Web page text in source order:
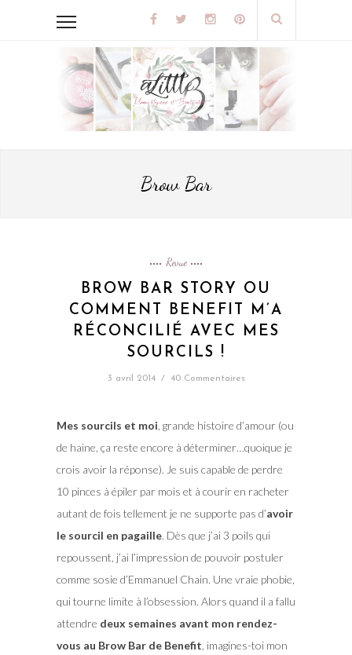
Brow Bar
Revue
BROW BAR STORY OU
COMMENT BENEFIT M’A
RÉCONCILIÉ AVEC MES
SOURCILS !
3 avril 2014 / 40 Commentaires
Mes sourcils et moi, grande histoire d’amour (ou
de haine, ça reste encore à déterminer…quoique je
crois avoir la réponse). Je suis capable de perdre
10 pinces à épiler par mois et à courir en racheter
autant de fois tellement je ne supporte pas d’avoir
le sourcil en pagaille. Dès que j’ai 3 poils qui
repoussent, j’ai l’impression de pouvoir postuler
comme sosie d’Emmanuel Chain. Une vraie phobie,
qui tourne limite à l’obsession. Alors quand il a fallu
attendre deux semaines avant mon rendez-
vous au Brow Bar de Benefit, imagines-toi mon